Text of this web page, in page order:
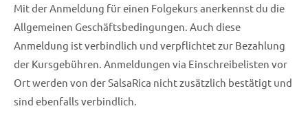
Mit der Anmeldung für einen Folgekurs anerkennst du die
Allgemeinen Geschäftsbedingungen. Auch diese
Anmeldung ist verbindlich und verpflichtet zur Bezahlung
der Kursgebühren. Anmeldungen via Einschreibelisten vor
Ort werden von der SalsaRica nicht zusätzlich bestätigt und
sind ebenfalls verbindlich.